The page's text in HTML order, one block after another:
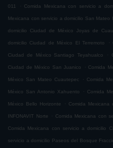
011 . Comida Mexicana con servicio a
Mexicana con servicio a domicilio San Mateo
domicilio Ciudad de México Joyas de
domicilio Ciudad de México El Terremoto .
Ciudad de México Santiago Teyahualco .
Ciudad de México San Juanico . Comida
México San Mateo Cuautepec . Comida
México San Antonio Xahuento . Comida
México Bello Horizonte . Comida Mexicana
INFONAVIT Norte . Comida Mexicana con
Comida Mexicana con servicio a domicilio
servicio a domicilio Paseos del Bosque